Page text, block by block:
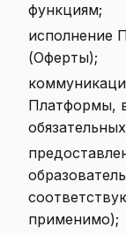
функциям;
исполнение
(Оферты);
Платформы,
применимо);